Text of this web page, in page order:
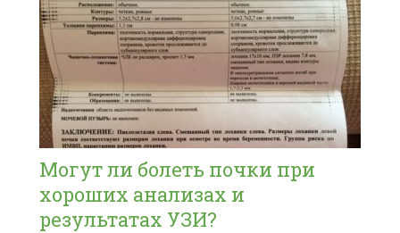
Могут ли болеть почки при
хороших анализах и
результатах УЗИ?